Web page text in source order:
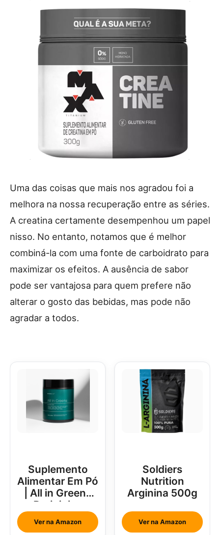
Uma das coisas que mais nos agradou foi a
melhora na nossa recuperação entre as séries.
A creatina certamente desempenhou um papel
nisso. No entanto, notamos que é melhor
combiná-la com uma fonte de carboidrato para
maximizar os efeitos. A ausência de sabor
pode ser vantajosa para quem prefere não
alterar o gosto das bebidas, mas pode não
agradar a todos.
Suplemento
Alimentar Em Pó
| All in Greens
Brainjuice
Abacaxi Com
Hortelã
Ver na Amazon
Soldiers
Nutrition
Arginina 500g
Ver na Amazon